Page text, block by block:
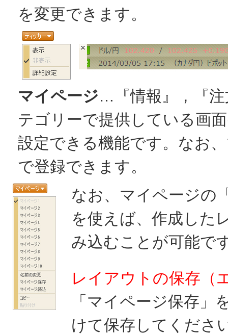
を変更できます。
マイページ…『情報』，『注
テゴリーで提供している画
設定できる機能です。なお
で登録できます。
なお、マイページの
を使えば、作成した
み込むことが可能で
レイアウトの保存（
「マイページ保存
けて保存してくださ